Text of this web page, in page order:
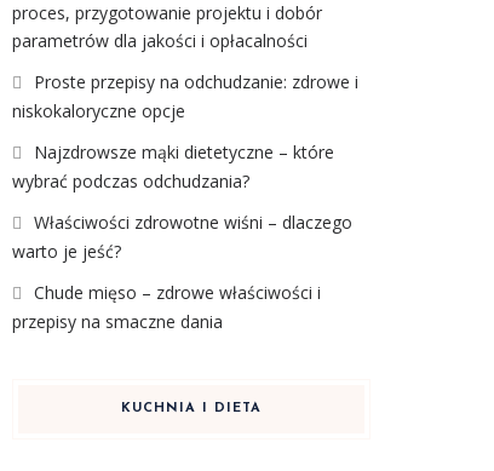
proces, przygotowanie projektu i dobór
parametrów dla jakości i opłacalności
Proste przepisy na odchudzanie: zdrowe i
niskokaloryczne opcje
Najzdrowsze mąki dietetyczne – które
wybrać podczas odchudzania?
Właściwości zdrowotne wiśni – dlaczego
warto je jeść?
Chude mięso – zdrowe właściwości i
przepisy na smaczne dania
KUCHNIA I DIETA